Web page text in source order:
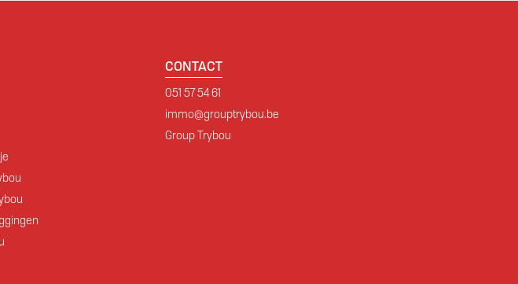
CONTACT
051 57 54 61
immo@grouptrybou.be
Group Trybou